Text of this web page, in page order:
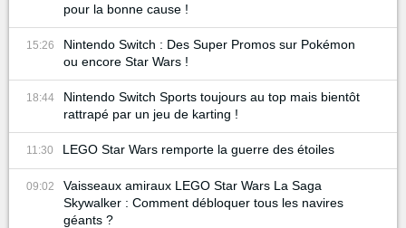
pour la bonne cause !
15:26
Nintendo Switch : Des Super Promos sur Pokémon
ou encore Star Wars !
18:44
Nintendo Switch Sports toujours au top mais bientôt
rattrapé par un jeu de karting !
11:30 LEGO Star Wars remporte la guerre des étoiles
09:02
Vaisseaux amiraux LEGO Star Wars La Saga
Skywalker : Comment débloquer tous les navires
géants ?